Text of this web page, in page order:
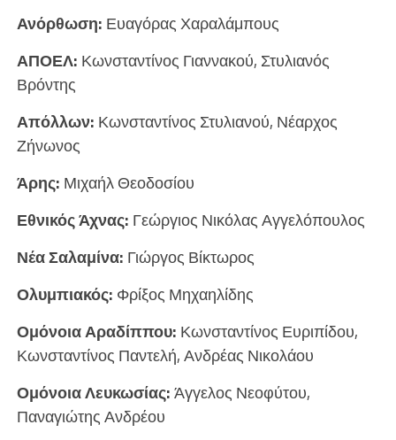
Ανόρθωση: Ευαγόρας Χαραλάμπους
ΑΠΟΕΛ: Κωνσταντίνος Γιαννακού, Στυλιανός
Βρόντης
Απόλλων: Κωνσταντίνος Στυλιανού, Νέαρχος
Ζήνωνος
Άρης: Μιχαήλ Θεοδοσίου
Εθνικός Άχνας: Γεώργιος Νικόλας Αγγελόπουλος
Νέα Σαλαμίνα: Γιώργος Βίκτωρος
Ολυμπιακός: Φρίξος Μηχαηλίδης
Ομόνοια Αραδίππου: Κωνσταντίνος Ευριπίδου,
Κωνσταντίνος Παντελή, Ανδρέας Νικολάου
Ομόνοια Λευκωσίας:Άγγελος Νεοφύτου,
Παναγιώτης Ανδρέου